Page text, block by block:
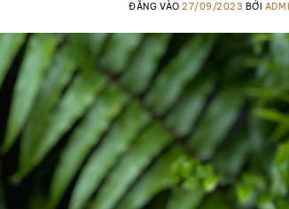
ĐĂNG VÀO27/09/2023 BỞI